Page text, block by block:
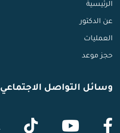
الرئيسية
عن الدكتور
العمليات
حجز موعد
وسائل التواصل الاجتماعي